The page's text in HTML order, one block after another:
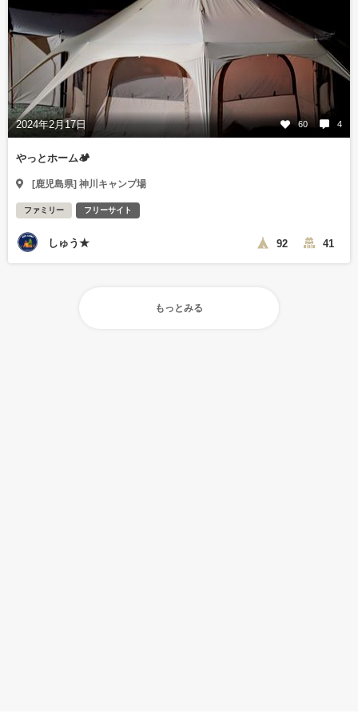
2024年2月17日 60 4
やっとホーム🏕
[鹿児島県] 神川キャンプ場
ファミリー フリーサイト
しゅう★ 92 41
もっとみる